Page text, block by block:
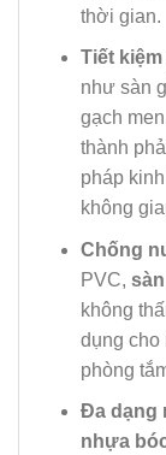
thời gian.
Tiết
như sàn
gạch
thành
pháp
không
Chống
PVC,
không
dụng cho
phòng
Đa dạng
nhựa